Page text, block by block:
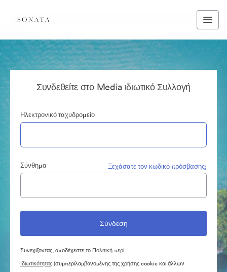
Συνδεθείτε στο Media ιδιωτικό Συλλογή
Ηλεκτρονικό ταχυδρομείο
Σύνθημα Ξεχάσατε τον κωδικό πρόσβασης;
Συνεχίζοντας, αποδέχεστε το Πολιτική περί
Ιδιωτικότητας(συμπεριλαμβανομένης της χρήσης cookie και άλλων